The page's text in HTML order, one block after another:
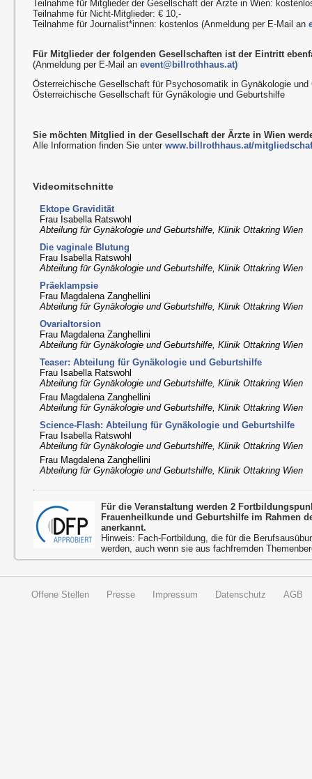
Teilnahme für Mitglieder der Gesellschaft der Ärzte in Wien:
Teilnahme für Nicht-Mitglieder: € 10,-
Teilnahme für Journalist*innen: kostenlos (Anmeldung per E-Mail an
Für Mitglieder der folgenden Gesellschaften ist der Eintritt
(Anmeldung per E-Mail anevent@billrothhaus.at)
Österreichische Gesellschaft für Psychosomatik in Gynäkologie und
Österreichische Gesellschaft für Gynäkologie und Geburtshilfe
Sie möchten Mitglied in der Gesellschaft der Ärzte in Wien
Alle Information finden Sie unterwww.billrothhaus.at/
Videomitschnitte
Ektope Gravidität
Frau Isabella Ratswohl
Abteilung für Gynäkologie und Geburtshilfe, Klinik Ottakring Wien
Die vaginale Blutung
Frau Isabella Ratswohl
Abteilung für Gynäkologie und Geburtshilfe, Klinik Ottakring Wien
Präeklampsie
Frau Magdalena Zanghellini
Abteilung für Gynäkologie und Geburtshilfe, Klinik Ottakring Wien
Ovarialtorsion
Frau Magdalena Zanghellini
Abteilung für Gynäkologie und Geburtshilfe, Klinik Ottakring Wien
Teaser: Abteilung für Gynäkologie und Geburtshilfe
Frau Isabella Ratswohl
Abteilung für Gynäkologie und Geburtshilfe, Klinik Ottakring Wien
Frau Magdalena Zanghellini
Abteilung für Gynäkologie und Geburtshilfe, Klinik Ottakring Wien
Science-Flash: Abteilung für Gynäkologie und Geburtshilfe
Frau Isabella Ratswohl
Abteilung für Gynäkologie und Geburtshilfe, Klinik Ottakring Wien
Frau Magdalena Zanghellini
Abteilung für Gynäkologie und Geburtshilfe, Klinik Ottakring Wien
Für die Veranstaltung werden 2
Frauenheilkunde und Geburtshilfe im Rahmen
anerkannt.
Hinweis: Fach-Fortbildung, die für die
werden, auch wenn sie aus fachfremden
Offene Stellen Presse Impressum Datenschutz AGB